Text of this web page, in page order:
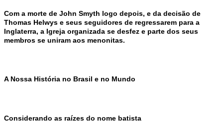
Com a morte de John Smyth logo depois, e da decisão de
Thomas Helwys e seus seguidores de regressarem para a
Inglaterra, a Igreja organizada se desfez e parte dos seus
membros se uniram aos menonitas.
A Nossa História no Brasil e no Mundo
Considerando as raízes do nome batista